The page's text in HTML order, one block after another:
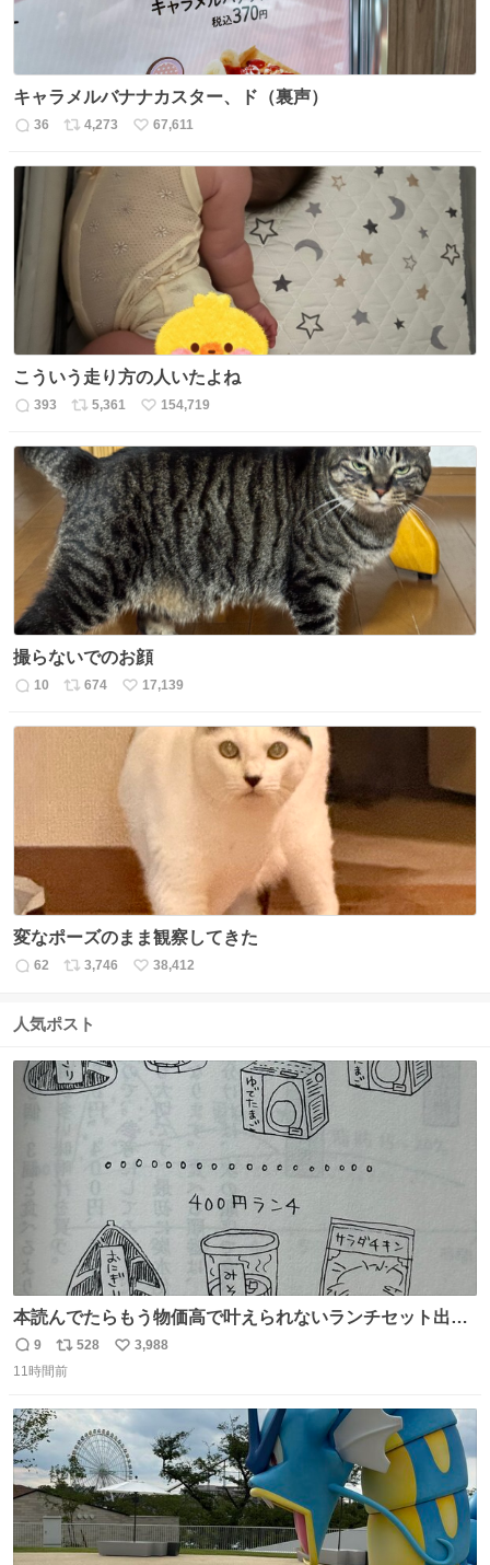
キャラメルバナナカスター、ド（裏声）
返
数
36
リ
ス
ト
数
4,273
い
67,611
こういう走り方の人いたよね
返
数
393
リ
ス
ト
数
5,361
い
ね
数
154,719
撮らないでのお顔
返
10
リ
ス
数
674
い
ね
数
17,139
変なポーズのまま観察してきた
返
数
62
リ
ス
数
3,746
い
38,412
人気ポスト
本読んでたらもう物価高で叶えられないランチセット出て
きた
返
信
9
リ
ポ
ト
528
い
数
3,988
11時間前